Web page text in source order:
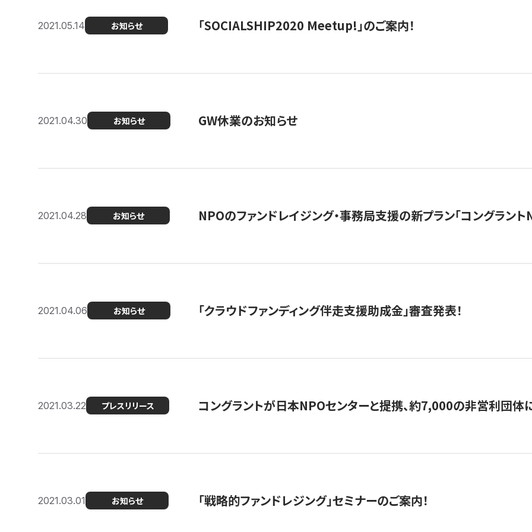
2021.05.14 お知らせ 「SOCIALSHIP2020 Meetup!」のご案内！
2021.04.30 お知らせ GW休業のお知らせ
2021.04.28 お知らせ NPOのファンドレイジング・事務局支援の新プラン「コングラント
2021.04.06 お知らせ 「クラウドファンディング伴走支援助成金」審査発表！
2021.03.22 プレスリリース コングラントが日本NPOセンターと提携、約7,000の非営利団体
2021.03.01 お知らせ 「戦略的ファンドレジング」セミナーのご案内！